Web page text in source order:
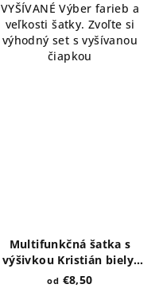
VYŠÍVANÉ Výber farieb a
veľkosti šatky. Zvoľte si
výhodný set s vyšívanou
čiapkou
Multifunkčná šatka s
výšivkou Kristián biely-
výber farieb a veľkosti
od €8,50